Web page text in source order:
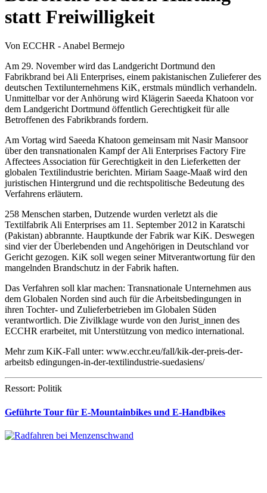
statt Freiwilligkeit
Von ECCHR - Anabel Bermejo
Am 29. November wird das Landgericht Dortmund den
Fabrikbrand bei Ali Enterprises, einem pakistanischen Zulieferer des
deutschen Textilunternehmens KiK, erstmals mündlich verhandeln.
Unmittelbar vor der Anhörung wird Klägerin Saeeda Khatoon vor
dem Landgericht Dortmund öffentlich Gerechtigkeit für alle
Betroffenen des Fabrikbrands fordern.
Am Vortag wird Saeeda Khatoon gemeinsam mit Nasir Mansoor
über den transnationalen Kampf der Ali Enterprises Factory Fire
Affectees Association für Gerechtigkeit in den Lieferketten der
globalen Textilindustrie berichten. Miriam Saage-Maaß wird den
juristischen Hintergrund und die rechtspolitische Bedeutung des
Verfahrens erläutern.
258 Menschen starben, Dutzende wurden verletzt als die
Textilfabrik Ali Enterprises am 11. September 2012 in Karatschi
(Pakistan) abbrannte. Hauptkunde der Fabrik war KiK. Deswegen
sind vier der Überlebenden und Angehörigen in Deutschland vor
Gericht gezogen. KiK soll wegen seiner Mitverantwortung für den
mangelnden Brandschutz in der Fabrik haften.
Das Verfahren soll klar machen: Transnationale Unternehmen aus
dem Globalen Norden sind auch für die Arbeitsbedingungen in
ihren Tochter- und Zulieferbetrieben im Globalen Süden
verantwortlich. Die Zivilklage wurde von den Jurist_innen des
ECCHR erarbeitet, mit Unterstützung von medico international.
Mehr zum KiK-Fall unter: www.ecchr.eu/fall/kik-der-preis-der-
arbeitsb edingungen-in-der-textilindustrie-suedasiens/
Ressort: Politik
Geführte Tour für E-Mountainbikes und E-Handbikes